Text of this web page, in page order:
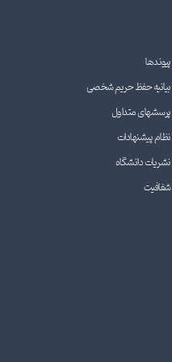
پیوندها
بیانیه حفظ حریم شخصی
پرسشهای متداول
نظام پیشنهادات
نشریات دانشگاه
شفافیت